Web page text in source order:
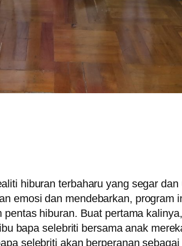
hiburan terbaharu yang segar dan
emosi dan mendebarkan, program
hiburan. Buat pertama kalinya,
bapa selebriti bersama anak
selebriti akan berperanan